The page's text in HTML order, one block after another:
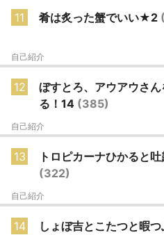
11 肴は炙った蟹でいい★2
自己紹介
12
ぼすとろ、アウアウさ
る！14 (385)
自己紹介
13
トロピカーナひかると
(322)
自己紹介
14
しょぼ吉とこたつと暇